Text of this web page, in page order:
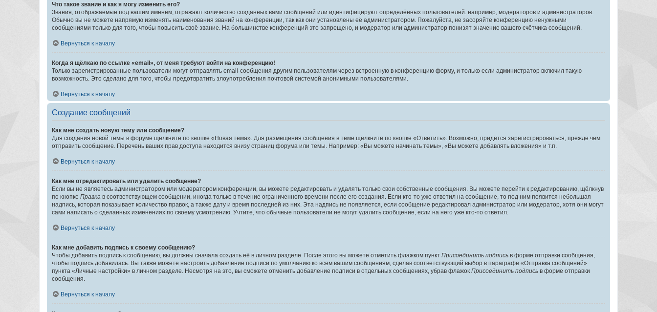
Что такое звание и как я могу изменить его?
Звания, отображаемые под вашим именем, отражают количество созданных вами сообщений или идентифицируют определённых пользователей: например, модераторов и администраторов.
Обычно вы не можете напрямую изменять наименования званий на конференции, так как они установлены её администратором. Пожалуйста, не засоряйте конференцию ненужными
сообщениями только для того, чтобы повысить своё звание. На большинстве конференций это запрещено, и модератор или администратор понизят значение вашего счётчика сообщений.
Вернуться к началу
Когда я щёлкаю по ссылке «email», от меня требуют войти на конференцию!
Только зарегистрированные пользователи могут отправлять email-сообщения другим пользователям через встроенную в конференцию форму, и только если администратор включил такую
возможность. Это сделано для того, чтобы предотвратить злоупотребления почтовой системой анонимными пользователями.
Вернуться к началу
Создание сообщений
Как мне создать новую тему или сообщение?
Для создания новой темы в форуме щёлкните по кнопке «Новая тема». Для размещения сообщения в теме щёлкните по кнопке «Ответить». Возможно, придётся зарегистрироваться, прежде чем
отправить сообщение. Перечень ваших прав доступа находится внизу страниц форума или темы. Например: «Вы можете начинать темы», «Вы можете добавлять вложения» и т.п.
Вернуться к началу
Как мне отредактировать или удалить сообщение?
Если вы не являетесь администратором или модератором конференции, вы можете редактировать и удалять только свои собственные сообщения. Вы можете перейти к редактированию, щёлкнув
по кнопке Правка в соответствующем сообщении, иногда только в течение ограниченного времени после его создания. Если кто-то уже ответил на сообщение, то под ним появится небольшая
надпись, которая показывает количество правок, а также дату и время последней из них. Эта надпись не появляется, если сообщение редактировал администратор или модератор, хотя они могут
сами написать о сделанных изменениях по своему усмотрению. Учтите, что обычные пользователи не могут удалить сообщение, если на него уже кто-то ответил.
Вернуться к началу
Как мне добавить подпись к своему сообщению?
Чтобы добавить подпись к сообщению, вы должны сначала создать её в личном разделе. После этого вы можете отметить флажком пункт Присоединить подпись в форме отправки сообщения,
чтобы подпись добавилась. Вы также можете настроить добавление подписи по умолчанию ко всем вашим сообщениям, сделав соответствующий выбор в параграфе «Отправка сообщений»
пункта «Личные настройки» в личном разделе. Несмотря на это, вы сможете отменить добавление подписи в отдельных сообщениях, убрав флажок Присоединить подпись в форме отправки
сообщения.
Вернуться к началу